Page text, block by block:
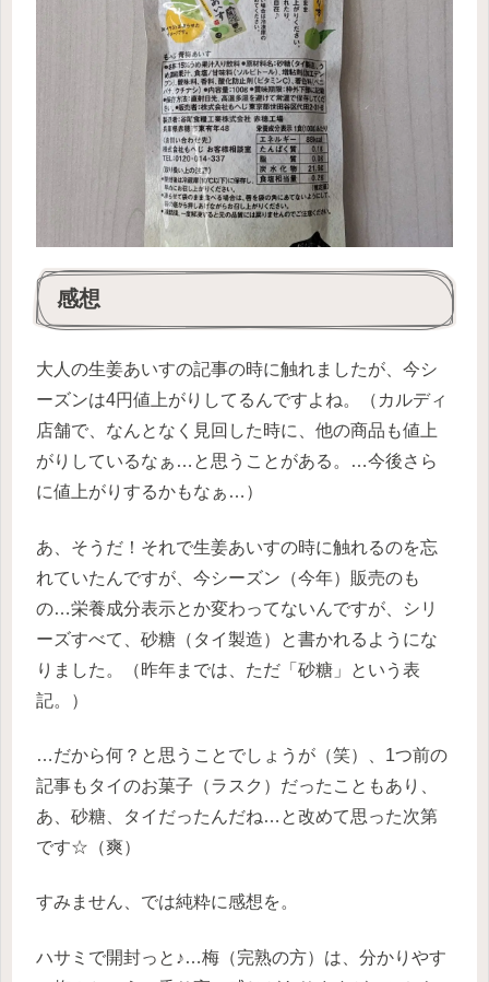
感想
大人の生姜あいすの記事の時に触れましたが、今シ
ーズンは4円値上がりしてるんですよね。（カルディ
店舗で、なんとなく見回した時に、他の商品も値上
がりしているなぁ…と思うことがある。…今後さら
に値上がりするかもなぁ…）
あ、そうだ！それで生姜あいすの時に触れるのを忘
れていたんですが、今シーズン（今年）販売のも
の…栄養成分表示とか変わってないんですが、シリ
ーズすべて、砂糖（タイ製造）と書かれるようにな
りました。（昨年までは、ただ「砂糖」という表
記。）
…だから何？と思うことでしょうが（笑）、1つ前の
記事もタイのお菓子（ラスク）だったこともあり、
あ、砂糖、タイだったんだね…と改めて思った次第
です☆（爽）
すみません、では純粋に感想を。
ハサミで開封っと♪…梅（完熟の方）は、分かりやす